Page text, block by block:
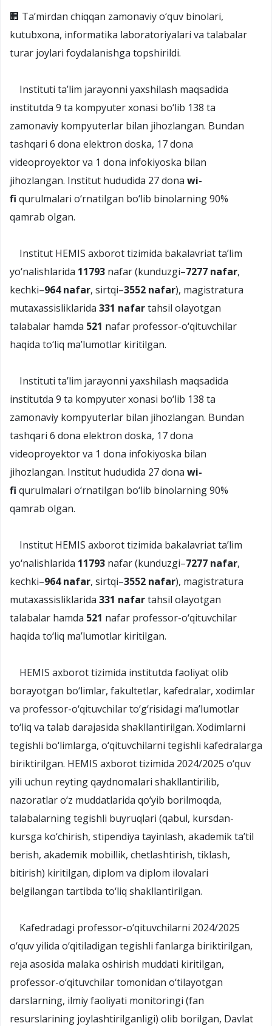
🏢 Ta’mirdan chiqqan zamonaviy o‘quv binolari,
kutubxona, informatika laboratoriyalari va talabalar
turar joylari foydalanishga topshirildi.
Instituti ta’lim jarayonni yaxshilash maqsadida
institutda 9 ta kompyuter xonasi bo‘lib 138 ta
zamonaviy kompyuterlar bilan jihozlangan. Bundan
tashqari 6 dona elektron doska, 17 dona
videoproyektor va 1 dona infokiyoska bilan
jihozlangan. Institut hududida 27 dona wi-
fi qurulmalari o‘rnatilgan bo‘lib binolarning 90%
qamrab olgan.
Institut HEMIS axborot tizimida bakalavriat ta’lim
yo‘nalishlarida 11793 nafar (kunduzgi–7277 nafar,
kechki–964 nafar, sirtqi–3552 nafar), magistratura
mutaxassisliklarida 331 nafartahsil olayotgan
talabalar hamda 521 nafar professor-o‘qituvchilar
haqida to‘liq ma’lumotlar kiritilgan.
Instituti ta’lim jarayonni yaxshilash maqsadida
institutda 9 ta kompyuter xonasi bo‘lib 138 ta
zamonaviy kompyuterlar bilan jihozlangan. Bundan
tashqari 6 dona elektron doska, 17 dona
videoproyektor va 1 dona infokiyoska bilan
jihozlangan. Institut hududida 27 dona wi-
fi qurulmalari o‘rnatilgan bo‘lib binolarning 90%
qamrab olgan.
Institut HEMIS axborot tizimida bakalavriat ta’lim
yo‘nalishlarida 11793 nafar (kunduzgi–7277 nafar,
kechki–964 nafar, sirtqi–3552 nafar), magistratura
mutaxassisliklarida 331 nafartahsil olayotgan
talabalar hamda 521 nafar professor-o‘qituvchilar
haqida to‘liq ma’lumotlar kiritilgan.
HEMIS axborot tizimida institutda faoliyat olib
borayotgan bo‘limlar, fakultetlar, kafedralar, xodimlar
va professor-o‘qituvchilar to‘g‘risidagi ma’lumotlar
to‘liq va talab darajasida shakllantirilgan. Xodimlarni
tegishli bo‘limlarga, o‘qituvchilarni tegishli kafedralarga
biriktirilgan. HEMIS axborot tizimida 2024/2025 o‘quv
yili uchun reyting qaydnomalari shakllantirilib,
nazoratlar o‘z muddatlarida qo‘yib borilmoqda,
talabalarning tegishli buyruqlari (qabul, kursdan-
kursga ko‘chirish, stipendiya tayinlash, akademik ta’til
berish, akademik mobillik, chetlashtirish, tiklash,
bitirish) kiritilgan, diplom va diplom ilovalari
belgilangan tartibda to‘liq shakllantirilgan.
Kafedradagi professor-o‘qituvchilarni 2024/2025
o‘quv yilida o‘qitiladigan tegishli fanlarga biriktirilgan,
reja asosida malaka oshirish muddati kiritilgan,
professor-o‘qituvchilar tomonidan o‘tilayotgan
darslarning, ilmiy faoliyati monitoringi (fan
resurslarining joylashtirilganligi) olib borilgan, Davlat